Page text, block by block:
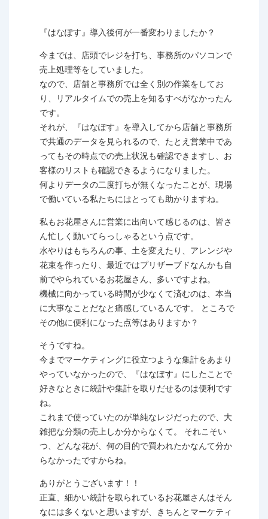
『はなぽす』導入後何が一番変わりましたか？
今までは、店頭でレジを打ち、事務所のパソコンで
売上処理等をしていました。
なので、店舗と事務所では全く別の作業をしてお
り、リアルタイムでの売上を知るすべがなかったん
です。
それが、『はなぽす』を導入してから店舗と事務所
で共通のデータを見られるので、たとえ営業中であ
ってもその時点での売上状況も確認できますし、お
客様のリストも確認できるようになりました。
何よりデータの二度打ちが無くなったことが、現場
で働いている私たちにはとっても助かりますね。
私もお花屋さんに営業に出向いて感じるのは、皆さ
ん忙しく動いてらっしゃるという点です。
水やりはもちろんの事、土を変えたり、アレンジや
花束を作ったり、最近ではプリザーブドなんかも自
前でやられているお花屋さん、多いですよね。
機械に向かっている時間が少なくて済むのは、本当
に大事なことだなと痛感しているんです。 ところで
その他に便利になった点等はありますか？
そうですね。
今までマーケティングに役立つような集計をあまり
やっていなかったので、『はなぽす』にしたことで
好きなときに統計や集計を取りだせるのは便利です
ね。
これまで使っていたのが単純なレジだったので、大
雑把な分類の売上しか分からなくて。 それこそい
つ、どんな花が、何の目的で買われたかなんて分か
らなかったですからね。
ありがとうございます！！
正直、細かい統計を取られているお花屋さんはそん
なには多くないと思いますが、きちんとマーケティ